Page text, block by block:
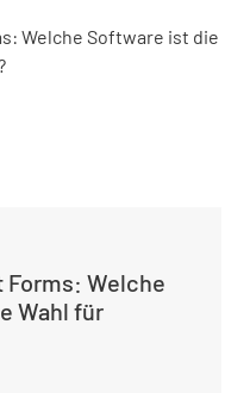
Welche
Wahl für